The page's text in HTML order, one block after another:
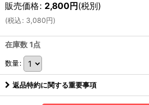
販売価格: 2,800円(税別)
(税込: 3,080円)
在庫数 1点
数量:
返品特約に関する重要事項